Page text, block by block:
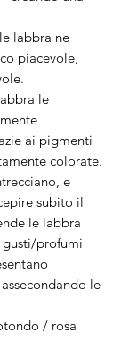
labbra ne
piacevole,
le
ai pigmenti
colorate.
e
subito il
le labbra
profumi
le
/ rosa